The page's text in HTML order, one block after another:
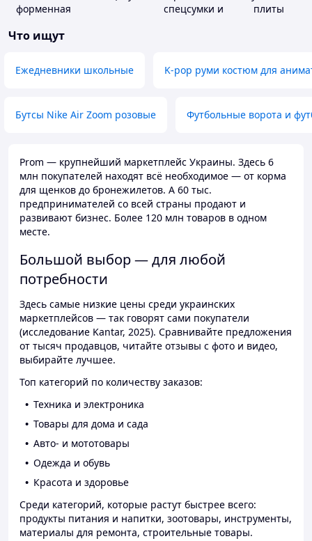
форменная
спецсумки и
плиты
Что ищут
Ежедневники школьные K-pop руми костюм для
Бутсы Nike Air Zoom розовые Футбольные ворота и
Prom — крупнейший маркетплейс Украины. Здесь 6
млн покупателей находят всё необходимое — от корма
для щенков до бронежилетов. А 60 тыс.
предпринимателей со всей страны продают и
развивают бизнес. Более 120 млн товаров в одном
месте.
Большой выбор — для любой
потребности
Здесь самые низкие цены среди украинских
маркетплейсов — так говорят сами покупатели
(исследование Kantar, 2025). Сравнивайте предложения
от тысяч продавцов, читайте отзывы с фото и видео,
выбирайте лучшее.
Топ категорий по количеству заказов:
Техника и электроника
Товары для дома и сада
Авто- и мототовары
Одежда и обувь
Красота и здоровье
Среди категорий, которые растут быстрее всего:
продукты питания и напитки, зоотовары, инструменты,
материалы для ремонта, строительные товары.